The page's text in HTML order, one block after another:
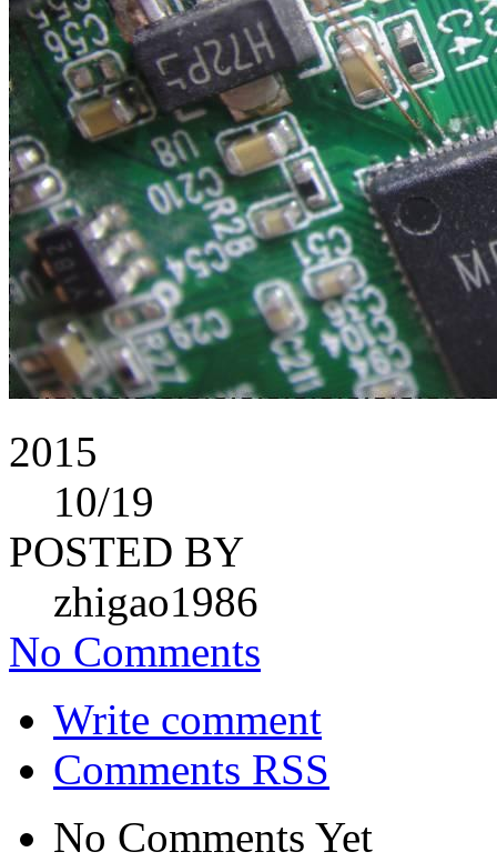
2015
10/19
POSTED BY
zhigao1986
No Comments
Write comment
Comments RSS
No Comments Yet